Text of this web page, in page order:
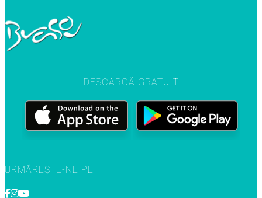
DESCARCĂ GRATUIT
URMĂREȘTE-NE PE